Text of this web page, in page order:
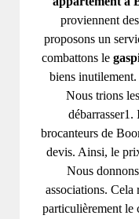
proviennent
proposons un
combattons le
biens
Nous trions
débarrasser1.
brocanteurs de
devis. Ainsi, le
Nous
associations. Cela
particulièrement le